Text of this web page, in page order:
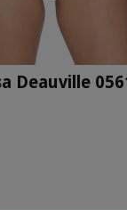
Deauville